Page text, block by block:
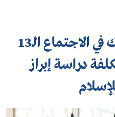
دولة الكويت تشارك في الاجتماع الـ13
دراسة إبراز